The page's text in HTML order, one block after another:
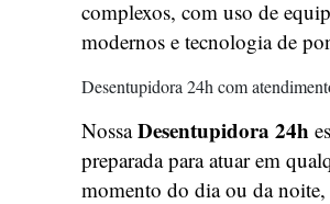
complexos, com uso de
modernos e tecnologia de
Desentupidora 24h com
NossaDesentupidora 24h
preparada para atuar em
momento do dia ou da